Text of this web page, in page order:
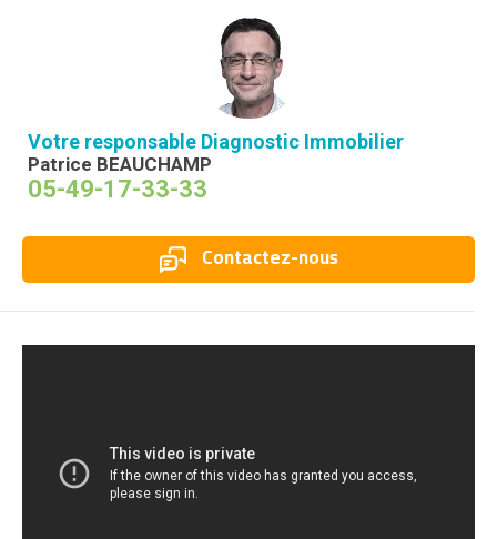
Votre responsable Diagnostic Immobilier
Patrice BEAUCHAMP
05-49-17-33-33
Contactez-nous